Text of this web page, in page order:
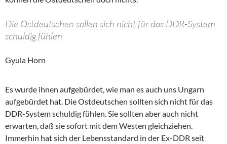
Die Ostdeutschen sollen sich nicht für das DDR-System
schuldig fühlen
Gyula Horn
Es wurde ihnen aufgebürdet, wie man es auch uns Ungarn
aufgebürdet hat. Die Ostdeutschen sollten sich nicht für das
DDR-System schuldig fühlen. Sie sollten aber auch nicht
erwarten, daß sie sofort mit dem Westen gleichziehen.
Immerhin hat sich der Lebensstandard in der Ex-DDR seit